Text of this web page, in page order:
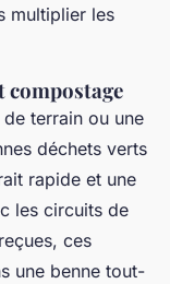
multiplier les
compostage
terrain ou une
déchets verts
rapide et une
les circuits de
ces
une benne tout-